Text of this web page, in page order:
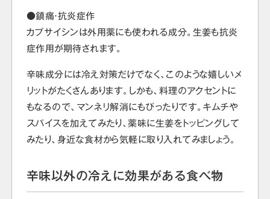
●鎮痛・抗炎症作
カプサイシンは外用薬にも使われる成分。生姜も抗炎
症作用が期待されます。
辛味成分には冷え対策だけでなく、このような嬉しいメ
リットがたくさんあります。しかも、料理のアクセントに
もなるので、マンネリ解消にもぴったりです。キムチや
スパイスを加えてみたり、薬味に生姜をトッピングして
みたり、身近な食材から気軽に取り入れてみましょう。
辛味以外の冷えに効果がある食べ物